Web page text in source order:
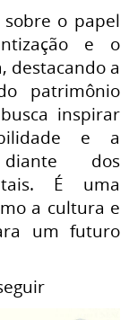
o papel
e o
destacando a
patrimônio
inspirar
e a
diante dos
É uma
a cultura e
um futuro